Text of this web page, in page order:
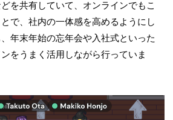
を共有していて、オンラインでもこ
で、社内の一体感を高めるようにし
年末年始の忘年会や入社式といった
をうまく活用しながら行っていま